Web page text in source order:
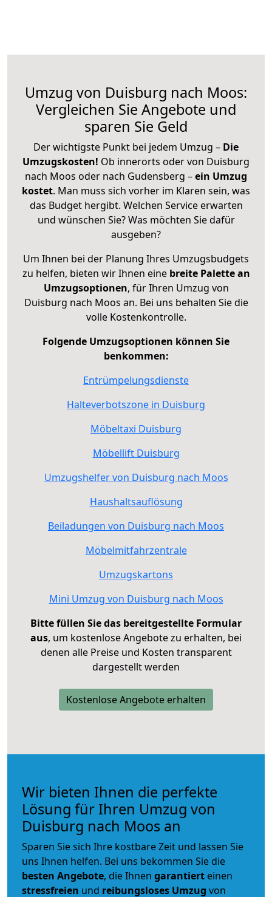
Umzug von Duisburg nach Moos:
Vergleichen Sie Angebote und
sparen Sie Geld
Der wichtigste Punkt bei jedem Umzug – Die
Umzugskosten! Ob innerorts oder von Duisburg
nach Moos oder nach Gudensberg –ein Umzug
kostet. Man muss sich vorher im Klaren sein, was
das Budget hergibt. Welchen Service erwarten
und wünschen Sie? Was möchten Sie dafür
ausgeben?
Um Ihnen bei der Planung Ihres Umzugsbudgets
zu helfen, bieten wir Ihnen eine breite Palette an
Umzugsoptionen, für Ihren Umzug von
Duisburg nach Moos an. Bei uns behalten Sie die
volle Kostenkontrolle.
Folgende Umzugsoptionen können Sie
benkommen:
Entrümpelungsdienste
Halteverbotszone in Duisburg
Möbeltaxi Duisburg
Möbellift Duisburg
Umzugshelfer von Duisburg nach Moos
Haushaltsauflösung
Beiladungen von Duisburg nach Moos
Möbelmitfahrzentrale
Umzugskartons
Mini Umzug von Duisburg nach Moos
Bitte füllen Sie das bereitgestellte Formular
aus, um kostenlose Angebote zu erhalten, bei
denen alle Preise und Kosten transparent
dargestellt werden
Kostenlose Angebote erhalten
Wir bieten Ihnen die perfekte
Lösung für Ihren Umzug von
Duisburg nach Moos an
Sparen Sie sich Ihre kostbare Zeit und lassen Sie
uns Ihnen helfen. Bei uns bekommen Sie die
besten Angebote, die Ihnen garantiert einen
stressfreien und reibungsloses Umzug von